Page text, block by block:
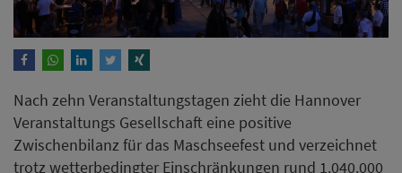
Nach zehn Veranstaltungstagen zieht die Hannover
Veranstaltungs Gesellschaft eine positive
Zwischenbilanz für das Maschseefest und verzeichnet
trotz wetterbedingter Einschränkungen rund 1.040.000